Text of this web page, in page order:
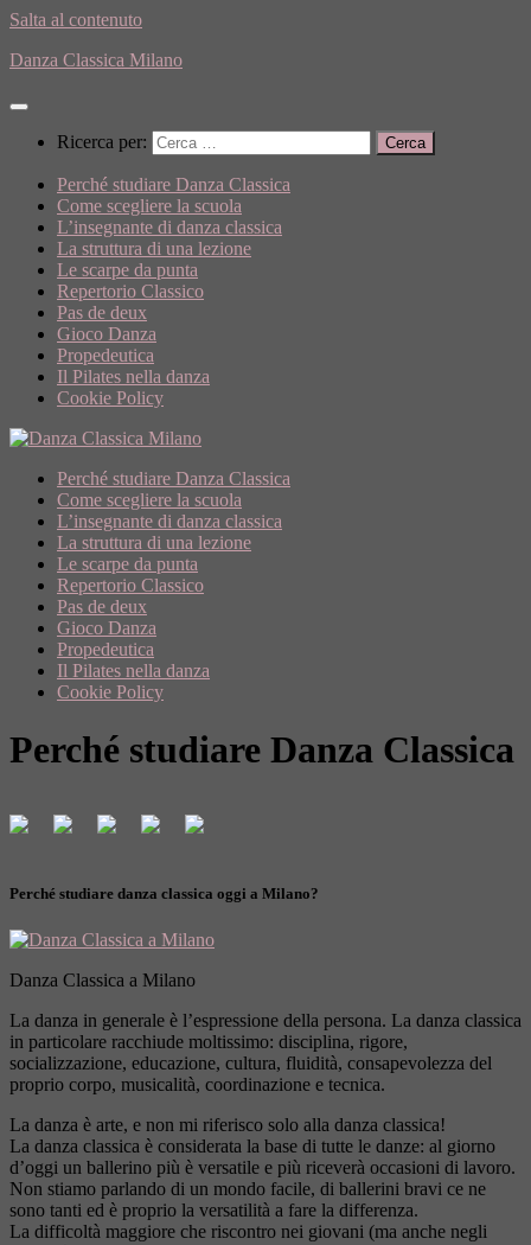
Salta al contenuto
Danza Classica Milano
Ricerca per:
Perché studiare Danza Classica
Come scegliere la scuola
L’insegnante di danza classica
La struttura di una lezione
Le scarpe da punta
Repertorio Classico
Pas de deux
Gioco Danza
Propedeutica
Il Pilates nella danza
Cookie Policy
Perché studiare Danza Classica
Come scegliere la scuola
L’insegnante di danza classica
La struttura di una lezione
Le scarpe da punta
Repertorio Classico
Pas de deux
Gioco Danza
Propedeutica
Il Pilates nella danza
Cookie Policy
Perché studiare Danza Classica
Perché studiare danza classica oggi a Milano?
Danza Classica a Milano
La danza in generale è l’espressione della persona. La danza classica
in particolare racchiude moltissimo: disciplina, rigore,
socializzazione, educazione, cultura, fluidità, consapevolezza del
proprio corpo, musicalità, coordinazione e tecnica.
La danza è arte, e non mi riferisco solo alla danza classica!
La danza classica è considerata la base di tutte le danze: al giorno
d’oggi un ballerino più è versatile e più riceverà occasioni di lavoro.
Non stiamo parlando di un mondo facile, di ballerini bravi ce ne
sono tanti ed è proprio la versatilità a fare la differenza.
La difficoltà maggiore che riscontro nei giovani (ma anche negli